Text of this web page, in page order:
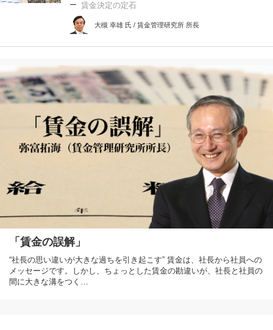
賃金決定の定石
大槻 幸雄 氏 / 賃金管理研究所 所長
「賃金の誤解」
“社長の思い違いが大きな過ちを引き起こす” 賃金は、社長から社員への
メッセージです。しかし、ちょっとした賃金の勘違いが、社長と社員の
間に大きな溝をつく…